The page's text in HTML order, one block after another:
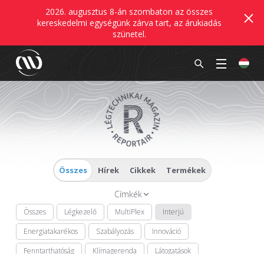
2026. augusztus 8-án szombaton az összes
kereskedelmi egységünk zárva tart, az árukiadás
szünetel.
Összes Hírek Cikkek Termékek
Címkék
Összes Légkezelő MultiPlex
Interjú
Energiatakarékos
Szabályozás
Innováció
Fenntarthatóság
Klímagerenda
Látogatások